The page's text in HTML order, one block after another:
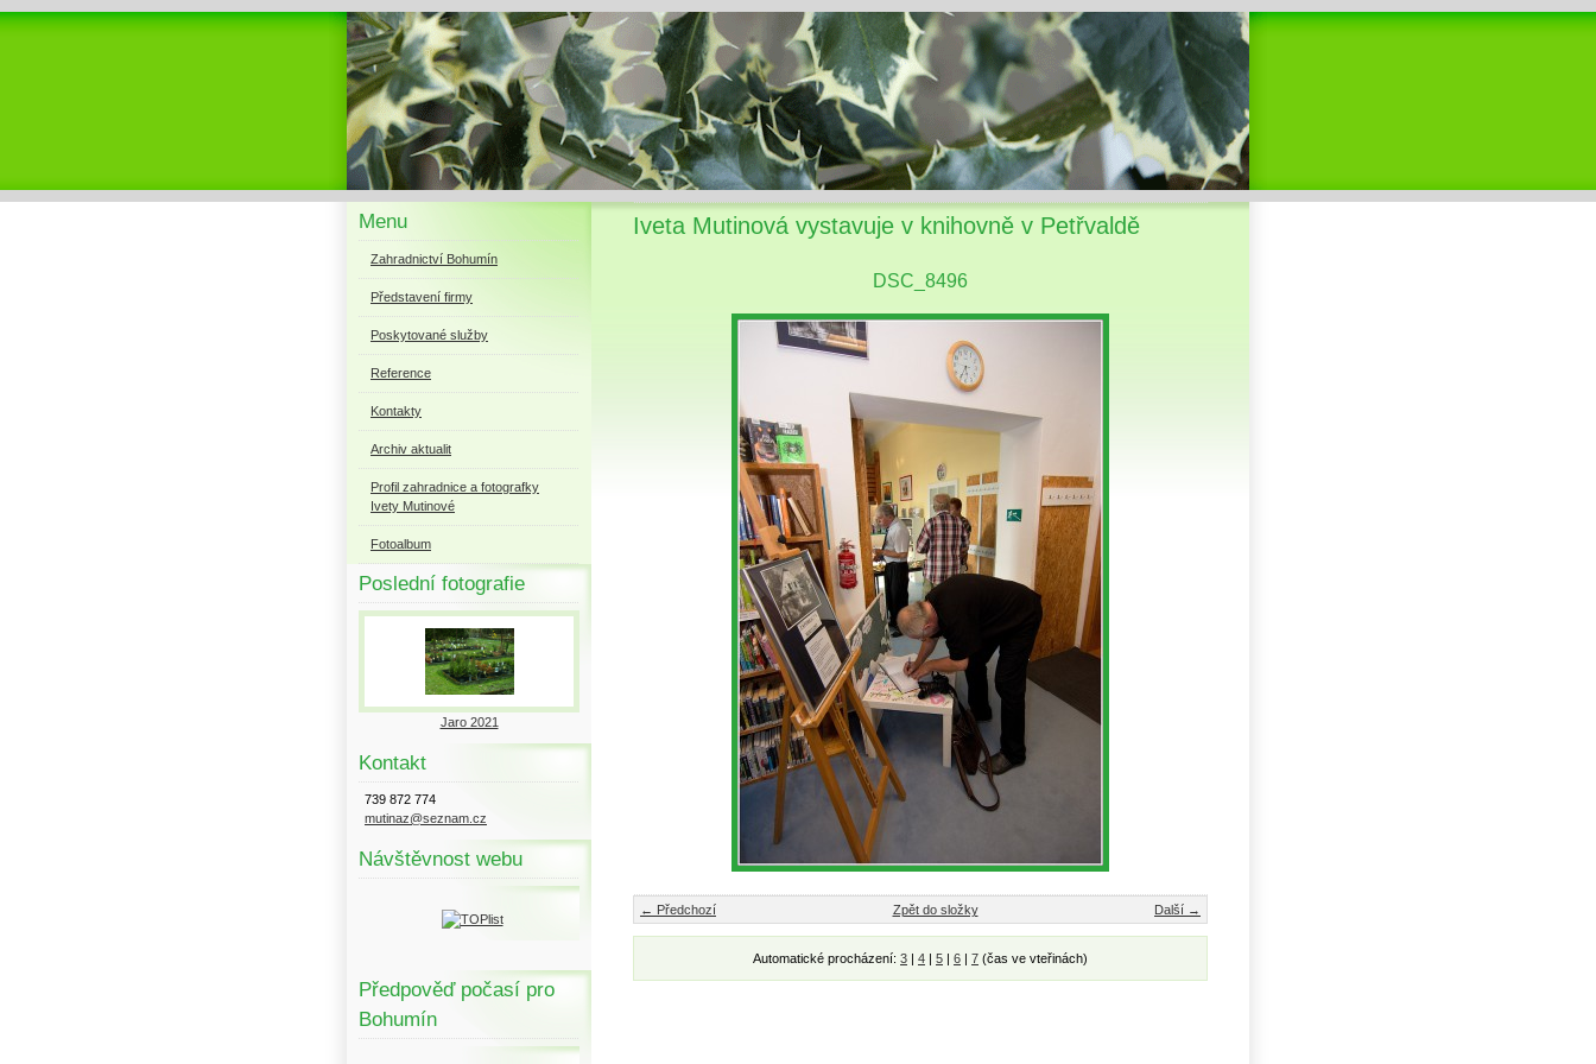
Menu
Zahradnictví Bohumín
Představení firmy
Poskytované služby
Reference
Kontakty
Archiv aktualit
Profil zahradnice a fotografky
Ivety Mutinové
Fotoalbum
Poslední fotografie
Jaro 2021
Kontakt
739 872 774
mutinaz@seznam.cz
Návštěvnost webu
Předpověď počasí pro
Bohumín
Iveta Mutinová vystavuje v knihovně v Petřvaldě
DSC_8496
← Předchozí Další →
Zpět do složky
Automatické procházení: 3 | 4 | 5 | 6 | 7 (čas ve vteřinách)